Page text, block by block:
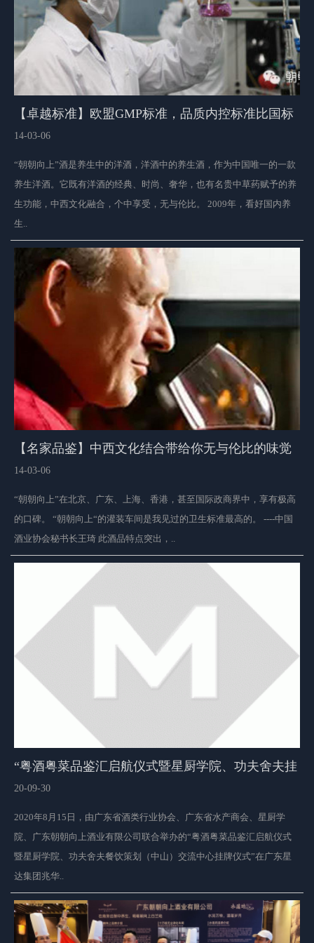
【卓越标准】欧盟GMP标准，品质内控标准比国标
高50%以上！
14-03-06
“朝朝向上”酒是养生中的洋酒，洋酒中的养生酒，作为中国唯一的一款
养生洋酒。它既有洋酒的经典、时尚、奢华，也有名贵中草药赋予的养
生功能，中西文化融合，个中享受，无与伦比。 2009年，看好国内养
生..
【名家品鉴】中西文化结合带给你无与伦比的味觉
享受！
14-03-06
“朝朝向上”在北京、广东、上海、香港，甚至国际政商界中，享有极高
的口碑。 “朝朝向上“的灌装车间是我见过的卫生标准最高的。 ----中国
酒业协会秘书长王琦 此酒品特点突出，..
“粤酒粤菜品鉴汇启航仪式暨星厨学院、功夫舍夫挂
牌仪式”圆满举办
20-09-30
2020年8月15日，由广东省酒类行业协会、广东省水产商会、星厨学
院、广东朝朝向上酒业有限公司联合举办的“粤酒粤菜品鉴汇启航仪式
暨星厨学院、功夫舍夫餐饮策划（中山）交流中心挂牌仪式”在广东星
达集团兆华..